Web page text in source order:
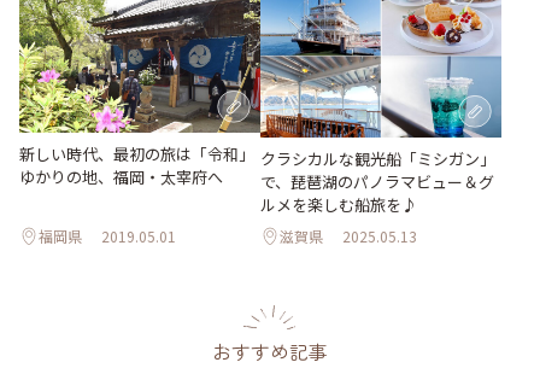
新しい時代、最初の旅は「令和」
ゆかりの地、福岡・太宰府へ
福岡県 2019.05.01
クラシカルな観光船「ミシガン」
で、琵琶湖のパノラマビュー＆グ
ルメを楽しむ船旅を♪
滋賀県 2025.05.13
おすすめ記事